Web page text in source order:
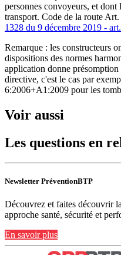
personnes convoyeurs, et dont
transport. Code de la route
1328 du 9 décembre 2019 -
Remarque : les constructeurs
dispositions des normes
application donne
directive, c'est le cas par
6:2006+A1:2009 pour les
Voir aussi
Les questions en
Newsletter PréventionBTP
Découvrez et faites découvrir
approche santé, sécurité et
En savoir plus